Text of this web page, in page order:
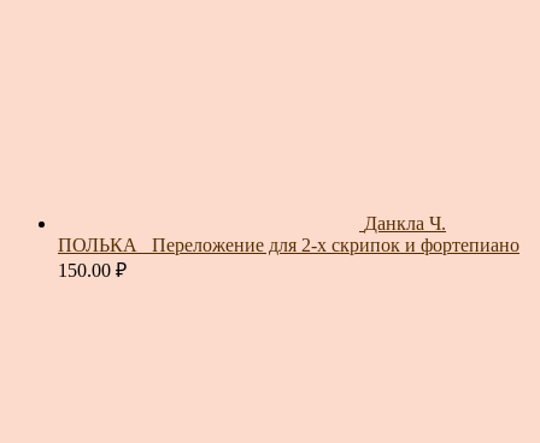
Данкла Ч.
ПОЛЬКА_ Переложение для 2-х скрипок и фортепиано
150.00 ₽